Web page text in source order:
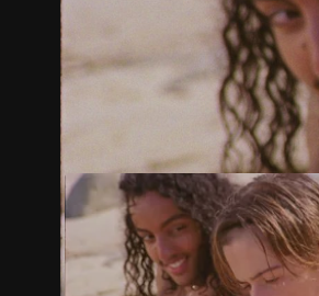
推薦影片